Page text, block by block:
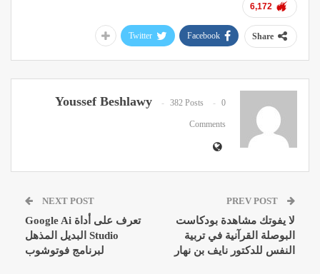
6,172
Share
Facebook
Twitter
Youssef Beshlawy 382 Posts 0
Comments
لا يفوتك مشاهدة بودكاست
البوصلة القرآنية في تربية
النفس للدكتور نايف بن نهار
NEXT POST
تعرف على أداة Google Ai
Studio البديل المذهل
لبرنامج فوتوشوب